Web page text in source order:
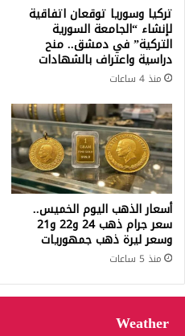
تركيا وسوريا توقعان اتفاقية
لإنشاء “الجامعة السورية
التركية” في دمشق.. منح
دراسية واعتراف بالشهادات
منذ 4 ساعات
أسعار الذهب اليوم الخميس..
سعر جرام ذهب 24 و22 و21
وسعر ليرة ذهب جمهوريات
منذ 5 ساعات
Weather